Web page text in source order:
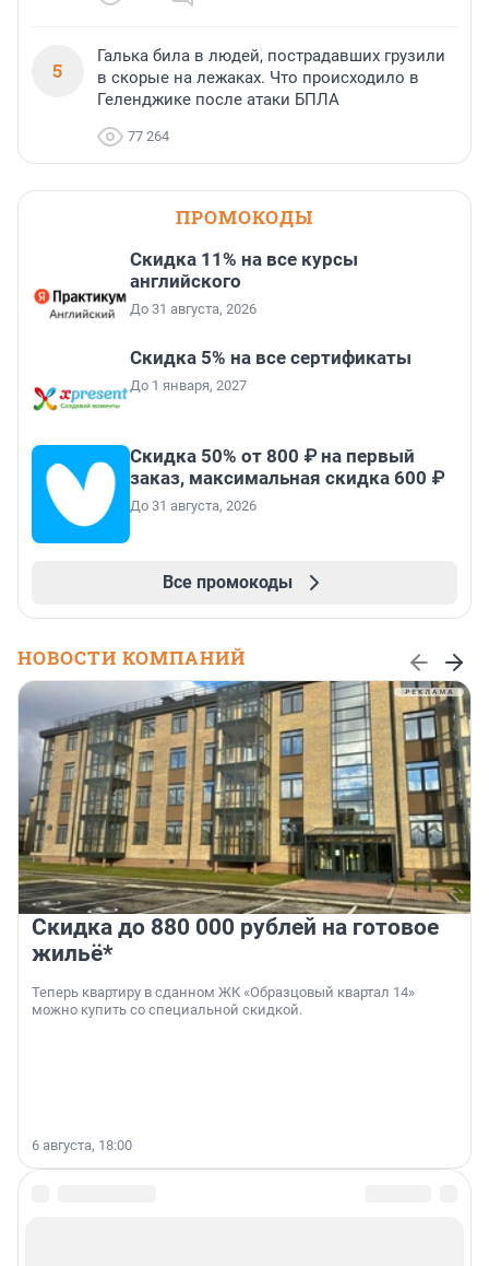
5
Галька била в людей, пострадавших грузили
в скорые на лежаках. Что происходило в
Геленджике после атаки БПЛА
77 264
ПРОМОКОДЫ
Скидка 11% на все курсы
английского
До 31 августа, 2026
Скидка 5% на все сертификаты
До 1 января, 2027
Скидка 50% от 800 ₽ на первый
заказ, максимальная скидка 600 ₽
До 31 августа, 2026
Все промокоды
НОВОСТИ КОМПАНИЙ
Скидка до 880 000 рублей на готовое
жильё*
Теперь квартиру в сданном ЖК «Образцовый квартал 14»
можно купить со специальной скидкой.
6 августа, 18:00